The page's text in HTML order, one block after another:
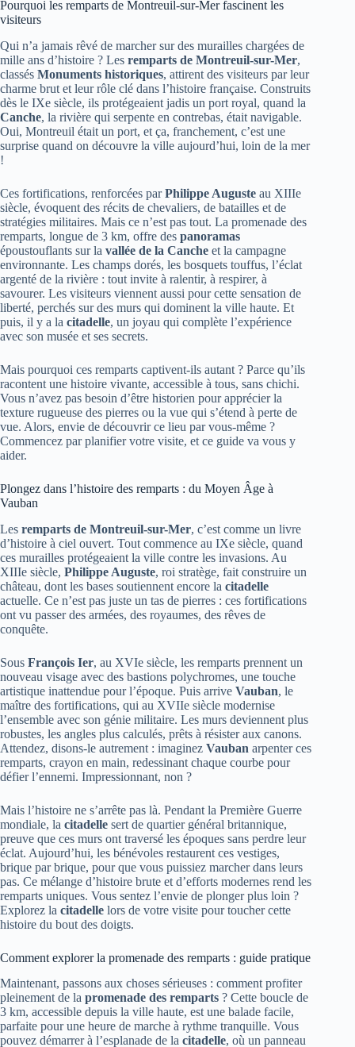
Pourquoi les remparts de Montreuil-sur-Mer fascinent les
visiteurs
Qui n’a jamais rêvé de marcher sur des murailles chargées de
mille ans d’histoire ? Les remparts de Montreuil-sur-Mer,
classés Monuments historiques, attirent des visiteurs par leur
charme brut et leur rôle clé dans l’histoire française. Construits
dès le IXe siècle, ils protégeaient jadis un port royal, quand la
Canche, la rivière qui serpente en contrebas, était navigable.
Oui, Montreuil était un port, et ça, franchement, c’est une
surprise quand on découvre la ville aujourd’hui, loin de la mer
!
Ces fortifications, renforcées parPhilippe Auguste au XIIIe
siècle, évoquent des récits de chevaliers, de batailles et de
stratégies militaires. Mais ce n’est pas tout. La promenade des
remparts, longue de 3 km, offre des panoramas
époustouflants sur la vallée de la Canche et la campagne
environnante. Les champs dorés, les bosquets touffus, l’éclat
argenté de la rivière : tout invite à ralentir, à respirer, à
savourer. Les visiteurs viennent aussi pour cette sensation de
liberté, perchés sur des murs qui dominent la ville haute. Et
puis, il y a la citadelle, un joyau qui complète l’expérience
avec son musée et ses secrets.
Mais pourquoi ces remparts captivent-ils autant ? Parce qu’ils
racontent une histoire vivante, accessible à tous, sans chichi.
Vous n’avez pas besoin d’être historien pour apprécier la
texture rugueuse des pierres ou la vue qui s’étend à perte de
vue. Alors, envie de découvrir ce lieu par vous-même ?
Commencez par planifier votre visite, et ce guide va vous y
aider.
Plongez dans l’histoire des remparts : du Moyen Âge à
Vauban
Les remparts de Montreuil-sur-Mer, c’est comme un livre
d’histoire à ciel ouvert. Tout commence au IXe siècle, quand
ces murailles protégeaient la ville contre les invasions. Au
XIIIe siècle, Philippe Auguste, roi stratège, fait construire un
château, dont les bases soutiennent encore la citadelle
actuelle. Ce n’est pas juste un tas de pierres : ces fortifications
ont vu passer des armées, des royaumes, des rêves de
conquête.
Sous François Ier, au XVIe siècle, les remparts prennent un
nouveau visage avec des bastions polychromes, une touche
artistique inattendue pour l’époque. Puis arrive Vauban, le
maître des fortifications, qui au XVIIe siècle modernise
l’ensemble avec son génie militaire. Les murs deviennent plus
robustes, les angles plus calculés, prêts à résister aux canons.
Attendez, disons-le autrement : imaginez Vauban arpenter ces
remparts, crayon en main, redessinant chaque courbe pour
défier l’ennemi. Impressionnant, non ?
Mais l’histoire ne s’arrête pas là. Pendant la Première Guerre
mondiale, la citadelle sert de quartier général britannique,
preuve que ces murs ont traversé les époques sans perdre leur
éclat. Aujourd’hui, les bénévoles restaurent ces vestiges,
brique par brique, pour que vous puissiez marcher dans leurs
pas. Ce mélange d’histoire brute et d’efforts modernes rend les
remparts uniques. Vous sentez l’envie de plonger plus loin ?
Explorez la citadelle lors de votre visite pour toucher cette
histoire du bout des doigts.
Comment explorer la promenade des remparts : guide pratique
Maintenant, passons aux choses sérieuses : comment profiter
pleinement de la promenade des remparts ? Cette boucle de
3 km, accessible depuis la ville haute, est une balade facile,
parfaite pour une heure de marche à rythme tranquille. Vous
pouvez démarrer à l’esplanade de la citadelle, où un panneau